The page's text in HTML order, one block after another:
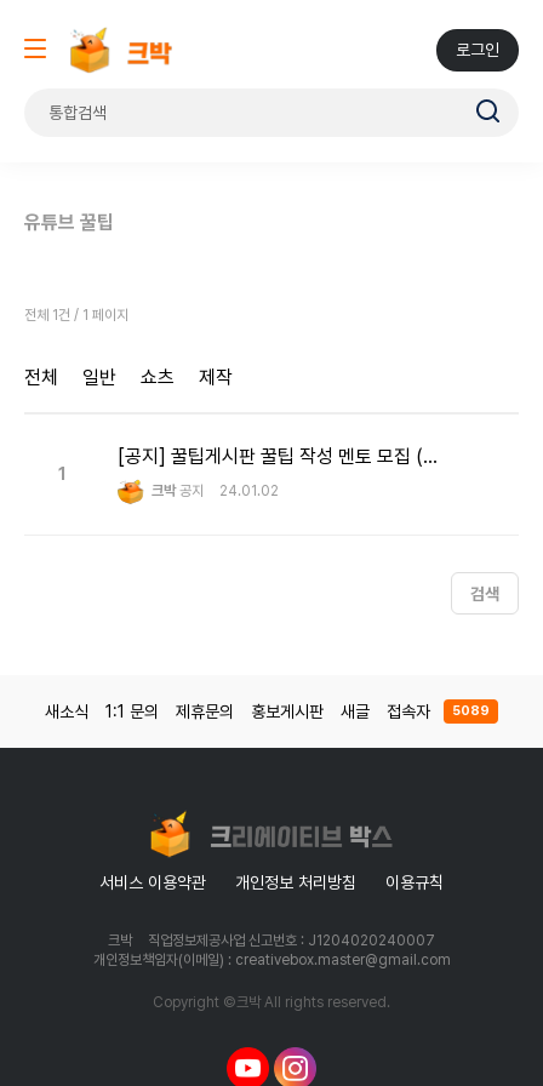
로그인
유튜브 꿀팁
전체 1건 / 1 페이지
전체 일반 쇼츠 제작
1
[공지] 꿀팁게시판 꿀팁 작성 멘토 모집 (원고료 지급)
크박 공지 24.01.02
검색
새소식 1:1 문의 제휴문의 홍보게시판 새글 접속자 5089
서비스 이용약관 개인정보 처리방침 이용규칙
크박
직업정보제공사업 신고번호 : J1204020240007
개인정보책임자(이메일) : creativebox.master@gmail.com
Copyright ©크박 All rights reserved.